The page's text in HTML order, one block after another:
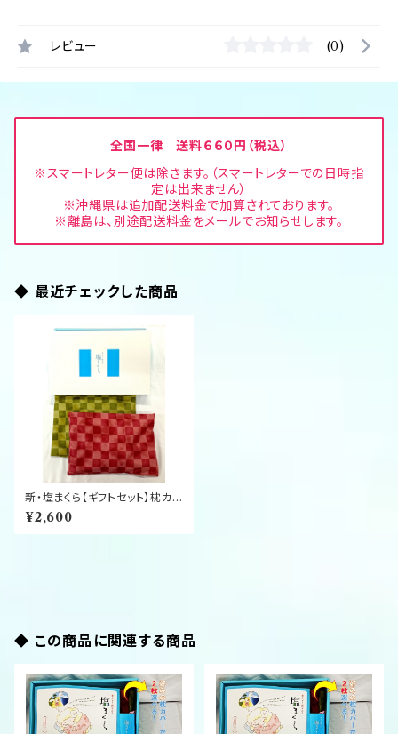
レビュー (0)
全国一律 送料６６０円（税込）
※スマートレター便は除きます。（スマートレターでの日時指
定は出来ません）
※沖縄県は追加配送料金で加算されております。
※離島は、別途配送料金をメールでお知らせします。
◆ 最近チェックした商品
新・塩まくら【ギフトセット】枕カバ
ー付き*選択できません
¥2,600
◆ この商品に関連する商品